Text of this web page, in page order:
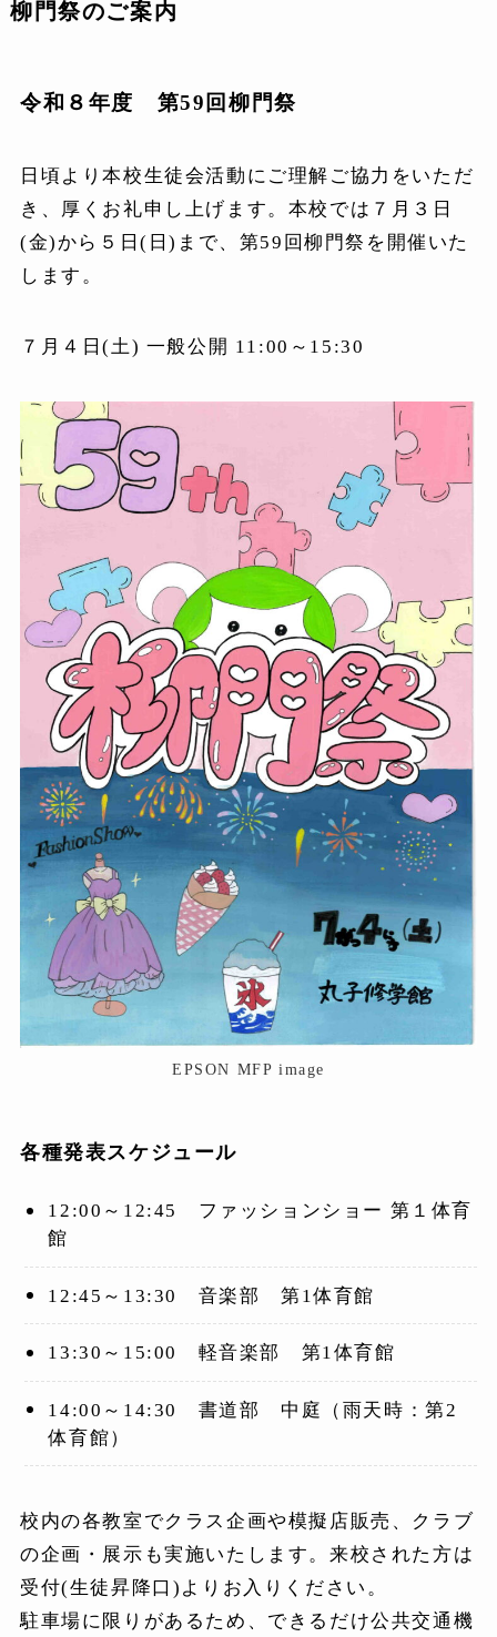
柳門祭のご案内
令和８年度 第59回柳門祭
日頃より本校生徒会活動にご理解ご協力をいただ
き、厚くお礼申し上げます。本校では７月３日
(金)から５日(日)まで、第59回柳門祭を開催いた
します。
７月４日(土) 一般公開 11:00～15:30
EPSON MFP image
各種発表スケジュール
12:00～12:45 ファッションショー 第１体育
館
12:45～13:30 音楽部 第1体育館
13:30～15:00 軽音楽部 第1体育館
14:00～14:30 書道部 中庭（雨天時：第2
体育館）
校内の各教室でクラス企画や模擬店販売、クラブ
の企画・展示も実施いたします。来校された方は
受付(生徒昇降口)よりお入りください。
駐車場に限りがあるため、できるだけ公共交通機